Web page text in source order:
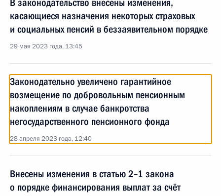
В законодательство внесены изменения,
касающиеся назначения некоторых страховых
и социальных пенсий в беззаявительном порядке
29 мая 2023 года, 13:45
Законодательно увеличено гарантийное
возмещение по добровольным пенсионным
накоплениям в случае банкротства
негосударственного пенсионного фонда
28 апреля 2023 года, 12:40
Внесены изменения в статью 2–1 закона
о порядке финансирования выплат за счёт